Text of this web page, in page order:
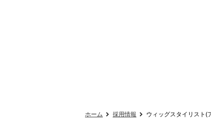
ホーム 採用情報 ウィッグスタイリスト